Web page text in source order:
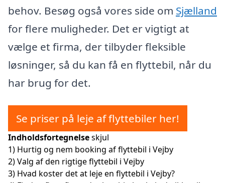
behov. Besøg også vores side om Sjælland
for flere muligheder. Det er vigtigt at
vælge et firma, der tilbyder fleksible
løsninger, så du kan få en flyttebil, når du
har brug for det.
Se priser på leje af flyttebiler her!
Indholdsfortegnelseskjul
1) Hurtig og nem booking af flyttebil i Vejby
2)Valg af den rigtige flyttebil i Vejby
3) Hvad koster det at leje en flyttebil i Vejby?